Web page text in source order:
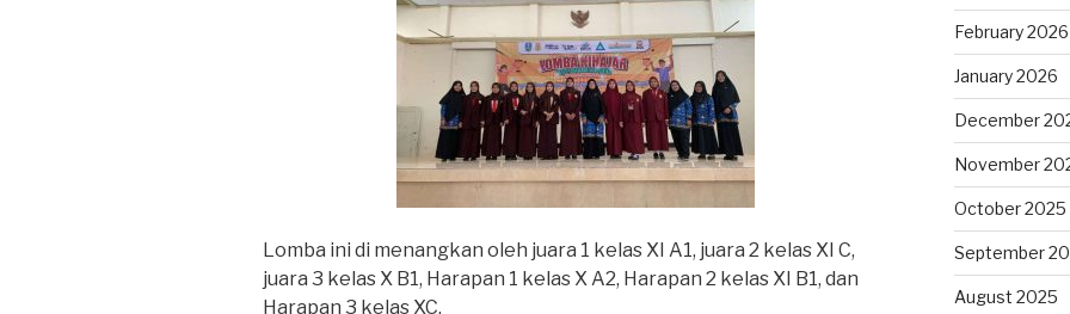
Lomba ini di menangkan oleh juara 1 kelas XI A1, juara 2 kelas XI C,
juara 3 kelas X B1, Harapan 1 kelas X A2, Harapan 2 kelas XI B1, dan
Harapan 3 kelas XC.
February 2026
January 2026
December
November
October 2025
September
August 2025